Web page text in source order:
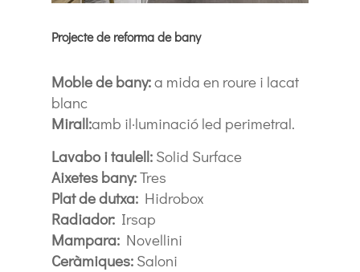
Projecte de reforma de bany
Moble de bany:a mida en roure i lacat
blanc
Mirall:amb il·luminació led perimetral.
Lavabo i taulell: Solid Surface
Aixetes bany:Tres
Plat de dutxa: Hidrobox
Radiador: Irsap
Mampara: Novellini
Ceràmiques: Saloni